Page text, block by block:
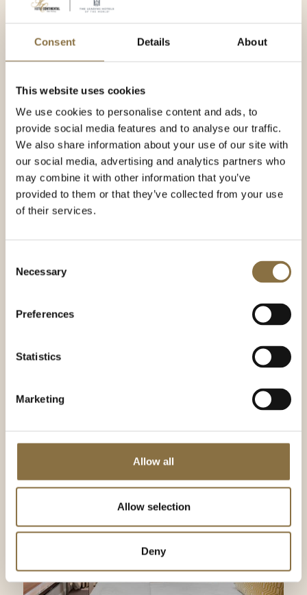
Consent Details About
This website uses cookies
We use cookies to personalise content and ads, to
provide social media features and to analyse our traffic.
We also share information about your use of our site with
our social media, advertising and analytics partners who
may combine it with other information that you’ve
provided to them or that they’ve collected from your use
of their services.
Selection
Necessary
Preferences
Statistics
Marketing
Allow all
Allow selection
Deny
Minibar med et godt utvalg av drikke og snacks
Garderobeskap
Strykejern og strykebrett
Dusj
Badekåpe, tøfler og hårføner
SPREKENHUSvelværeprodukter
Fri tilgang til hotellets treningsrom
Bildegalleri